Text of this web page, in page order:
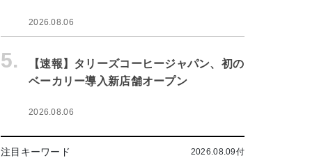
2026.08.06
5.
【速報】タリーズコーヒージャパン、初の
ベーカリー導入新店舗オープン
2026.08.06
注目キーワード 2026.08.09付